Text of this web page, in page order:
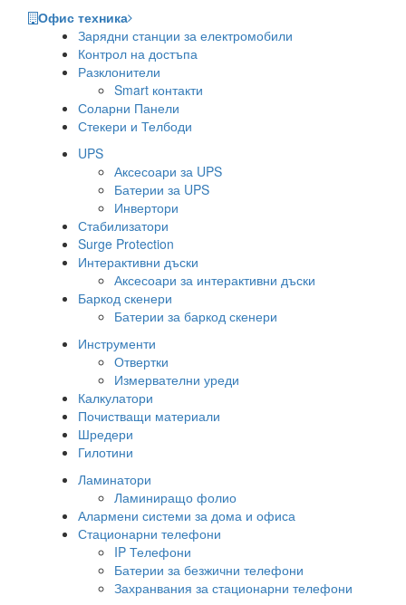
Офис техника
Зарядни станции за електромобили
Контрол на достъпа
Разклонители
Smart контакти
Соларни Панели
Стекери и Телбоди
UPS
Аксесоари за UPS
Батерии за UPS
Инвертори
Стабилизатори
Surge Protection
Интерактивни дъски
Аксесоари за интерактивни дъски
Баркод скенери
Батерии за баркод скенери
Инструменти
Отвертки
Измервателни уреди
Калкулатори
Почистващи материали
Шредери
Гилотини
Ламинатори
Ламиниращо фолио
Алармени системи за дома и офиса
Стационарни телефони
IP Телефони
Батерии за безжични телефони
Захранвания за стационарни телефони